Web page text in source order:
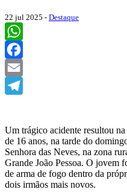
22 jul 2025 - Destaque
WhatsApp
Facebook
Email
Um trágico acidente resultou
de 16 anos, na tarde do
Senhora das Neves, na zona
Grande João Pessoa. O jovem
de arma de fogo dentro da
dois irmãos mais novos.